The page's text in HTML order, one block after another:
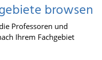
browsen
Professoren und
Ihrem Fachgebiet